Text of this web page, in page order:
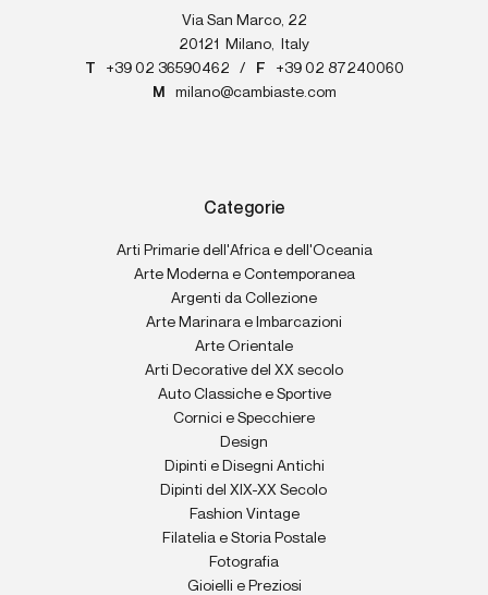
Via San Marco, 22
20121
Milano
Italy
T
+39 02 36590462 / F
+39 02 87240060
M
milano@cambiaste.com
Categorie
Arti Primarie dell'Africa e dell'Oceania
Arte Moderna e Contemporanea
Argenti da Collezione
Arte Marinara e Imbarcazioni
Arte Orientale
Arti Decorative del XX secolo
Auto Classiche e Sportive
Cornici e Specchiere
Design
Dipinti e Disegni Antichi
Dipinti del XIX-XX Secolo
Fashion Vintage
Filatelia e Storia Postale
Fotografia
Gioielli e Preziosi